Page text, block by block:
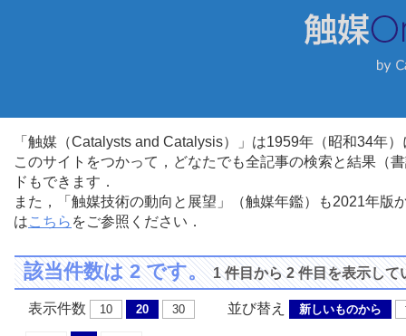
「触媒（Catalysts and Catalysis）」は1959年（昭和34年
このサイトをつかって，どなたでも全記事の検索と結果（
ドもできます．
また，「触媒技術の動向と展望」（触媒年鑑）も2021年
はこちら をご参照ください．
該当件数は 2 です。1 件目から 2 件目を表示して
表示件数 10 20 30 並び替え 新しいものから